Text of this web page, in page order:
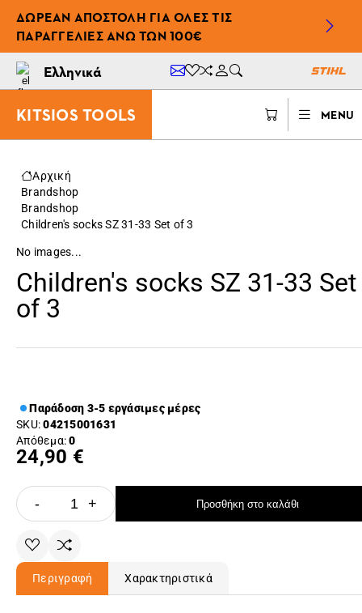
ΔΩΡΕΆΝ ΑΠΟΣΤΟΛΉ ΓΙΑ ΌΛΕΣ ΤΙΣ
ΠΑΡΑΓΓΕΛΊΕΣ ΆΝΩ ΤΩΝ 100€
Ελληνικά
KITSIOS TOOLS MENU
Αρχική
Brandshop
Brandshop
Children's socks SZ 31-33 Set of 3
No images...
Children's socks SZ 31-33 Set
of 3
Παράδοση 3-5 εργάσιμες μέρες
SKU:04215001631
Απόθεμα:0
24,90 €
- + Προσθήκη στο καλάθι
Περιγραφή Χαρακτηριστικά